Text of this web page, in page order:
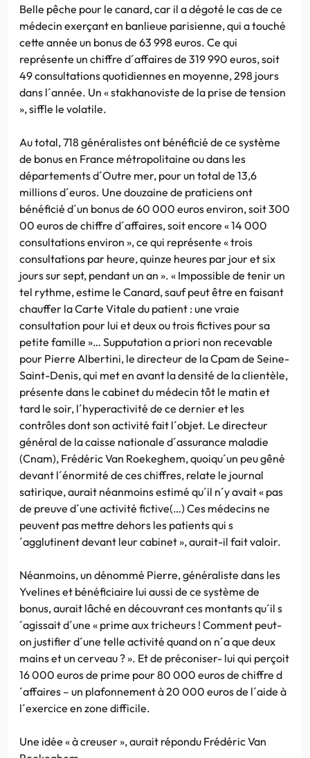
Belle pêche pour le canard, car il a dégoté le cas de ce
médecin exerçant en banlieue parisienne, qui a touché
cette année un bonus de 63 998 euros. Ce qui
représente un chiffre d´affaires de 319 990 euros, soit
49 consultations quotidiennes en moyenne, 298 jours
dans l´année. Un « stakhanoviste de la prise de tension
», siffle le volatile.
Au total, 718 généralistes ont bénéficié de ce système
de bonus en France métropolitaine ou dans les
départements d´Outre mer, pour un total de 13,6
millions d´euros. Une douzaine de praticiens ont
bénéficié d´un bonus de 60 000 euros environ, soit 300
00 euros de chiffre d´affaires, soit encore « 14 000
consultations environ », ce qui représente « trois
consultations par heure, quinze heures par jour et six
jours sur sept, pendant un an ». « Impossible de tenir un
tel rythme, estime le Canard, sauf peut être en faisant
chauffer la Carte Vitale du patient : une vraie
consultation pour lui et deux ou trois fictives pour sa
petite famille »… Supputation a priori non recevable
pour Pierre Albertini, le directeur de la Cpam de Seine-
Saint-Denis, qui met en avant la densité de la clientèle,
présente dans le cabinet du médecin tôt le matin et
tard le soir, l´hyperactivité de ce dernier et les
contrôles dont son activité fait l´objet. Le directeur
général de la caisse nationale d´assurance maladie
(Cnam), Frédéric Van Roekeghem, quoiqu´un peu gêné
devant l´énormité de ces chiffres, relate le journal
satirique, aurait néanmoins estimé qu´il n´y avait « pas
de preuve d´une activité fictive(…) Ces médecins ne
peuvent pas mettre dehors les patients qui s
´agglutinent devant leur cabinet », aurait-il fait valoir.
Néanmoins, un dénommé Pierre, généraliste dans les
Yvelines et bénéficiaire lui aussi de ce système de
bonus, aurait lâché en découvrant ces montants qu´il s
´agissait d´une « prime aux tricheurs ! Comment peut-
on justifier d´une telle activité quand on n´a que deux
mains et un cerveau ? ». Et de préconiser- lui qui perçoit
16 000 euros de prime pour 80 000 euros de chiffre d
´affaires – un plafonnement à 20 000 euros de l´aide à
l´exercice en zone difficile.
Une idée « à creuser », aurait répondu Frédéric Van